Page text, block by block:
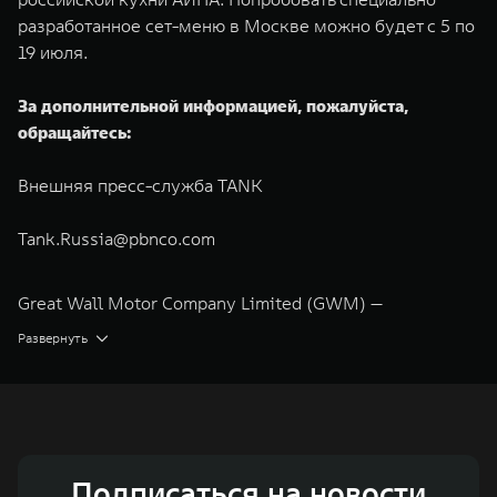
разработанное сет-меню в Москве можно будет с 5 по
19 июля.
За дополнительной информацией, пожалуйста,
обращайтесь:
Внешняя пресс-служба TANK
Tank.Russia@pbnco.com
Great Wall Motor Company Limited (GWM) —
глобальный производитель внедорожников,
2011 годах соответственно. Сфера деятельности
Развернуть